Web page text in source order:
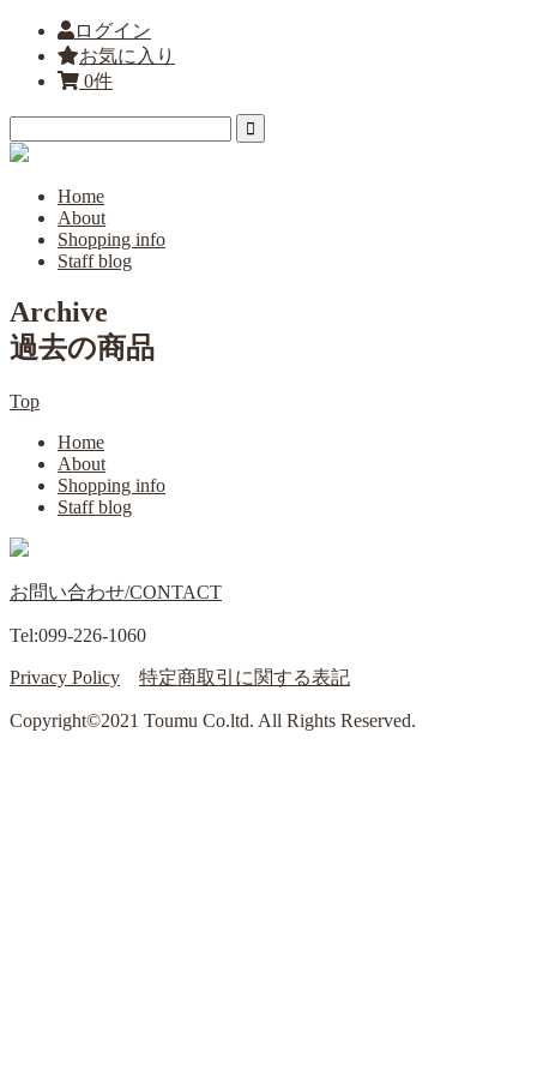
ログイン
お気に入り
0件
Home
About
Shopping info
Staff blog
Archive
過去の商品
Top
Home
About
Shopping info
Staff blog
お問い合わせ/CONTACT
Tel:099-226-1060
Privacy Policy 特定商取引に関する表記
Copyright©2021 Toumu Co.ltd. All Rights Reserved.